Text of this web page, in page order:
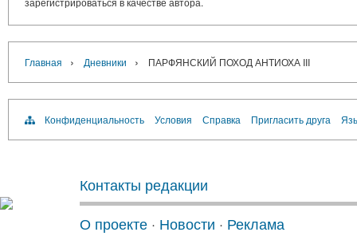
Главная › Дневники › ПАРФЯНСКИЙ ПОХОД АНТИОХА III
Конфиденциальность Условия Справка Пригласить друга
Контакты редакции
О проекте · Новости · Реклама